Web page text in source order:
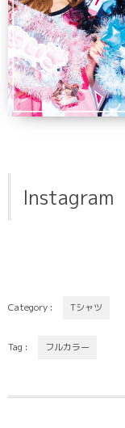
Instagram
Category : Tシャツ
Tag : フルカラー